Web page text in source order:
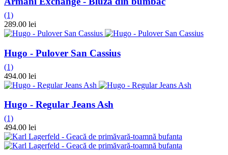
(1)
289.00 lei
Hugo - Pulover San Cassius
(1)
494.00 lei
Hugo - Regular Jeans Ash
(1)
494.00 lei